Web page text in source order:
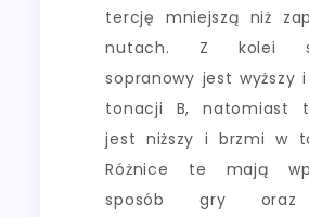
tercję mniejszą niż
nutach. Z kolei
sopranowy jest wyższy
tonacji B, natomiast
jest niższy i brzmi w
Różnice te mają
sposób gry oraz